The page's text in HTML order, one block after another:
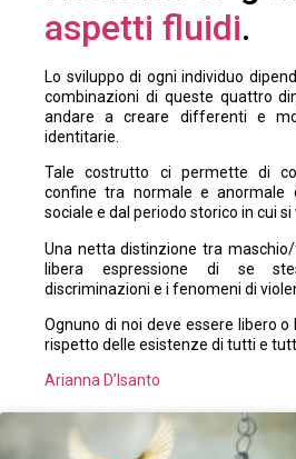
aspetti fluidi.
Lo sviluppo di ogni individuo
combinazioni di queste quattro
andare a creare differenti e
identitarie.
Tale costrutto ci permette di
confine tra normale e anormale
sociale e dal periodo storico in cui si
Una netta distinzione tra
libera espressione di se
discriminazioni e i fenomeni di
Ognuno di noi deve essere libero o
rispetto delle esistenze di tutti e
Arianna D’Isanto